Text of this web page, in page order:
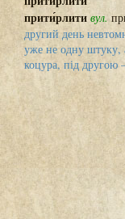
прити́рлити вул.
другий день
уже не одну штуку,
коцура, під